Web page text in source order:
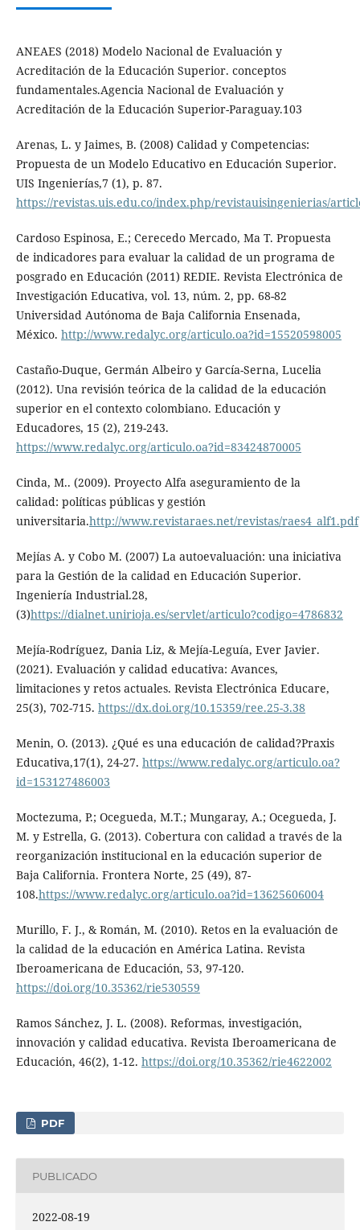
ANEAES (2018) Modelo Nacional de Evaluación y
Acreditación de la Educación Superior. conceptos
fundamentales.Agencia Nacional de Evaluación y
Acreditación de la Educación Superior-Paraguay.103
Arenas, L. y Jaimes, B. (2008) Calidad y Competencias:
Propuesta de un Modelo Educativo en Educación Superior.
UIS Ingenierías,7 (1), p. 87.
https://revistas.uis.edu.co/index.php/revistauisingenierias/
Cardoso Espinosa, E.; Cerecedo Mercado, Ma T. Propuesta
de indicadores para evaluar la calidad de un programa de
posgrado en Educación (2011) REDIE. Revista Electrónica de
Investigación Educativa, vol. 13, núm. 2, pp. 68-82
Universidad Autónoma de Baja California Ensenada,
México. http://www.redalyc.org/articulo.oa?id=15520598005
Castaño-Duque, Germán Albeiro y García-Serna, Lucelia
(2012). Una revisión teórica de la calidad de la educación
superior en el contexto colombiano. Educación y
Educadores, 15 (2), 219-243.
https://www.redalyc.org/articulo.oa?id=83424870005
Cinda, M.. (2009). Proyecto Alfa aseguramiento de la
calidad: políticas públicas y gestión
universitaria.http://www.revistaraes.net/revistas/raes4_alf1.pdf
Mejías A. y Cobo M. (2007) La autoevaluación: una iniciativa
para la Gestión de la calidad en Educación Superior.
Ingeniería Industrial.28,
(3)https://dialnet.unirioja.es/servlet/articulo?codigo=4786832
Mejía-Rodríguez, Dania Liz, & Mejía-Leguía, Ever Javier.
(2021). Evaluación y calidad educativa: Avances,
limitaciones y retos actuales. Revista Electrónica Educare,
25(3), 702-715. https://dx.doi.org/10.15359/ree.25-3.38
Menin, O. (2013). ¿Qué es una educación de calidad?Praxis
Educativa,17(1), 24-27. https://www.redalyc.org/articulo.oa?
id=153127486003
Moctezuma, P.; Ocegueda, M.T.; Mungaray, A.; Ocegueda, J.
M. y Estrella, G. (2013). Cobertura con calidad a través de la
reorganización institucional en la educación superior de
Baja California. Frontera Norte, 25 (49), 87-
108.https://www.redalyc.org/articulo.oa?id=13625606004
Murillo, F. J., & Román, M. (2010). Retos en la evaluación de
la calidad de la educación en América Latina. Revista
Iberoamericana de Educación, 53, 97-120.
https://doi.org/10.35362/rie530559
Ramos Sánchez, J. L. (2008). Reformas, investigación,
innovación y calidad educativa. Revista Iberoamericana de
Educación, 46(2), 1-12. https://doi.org/10.35362/rie4622002
PDF
PUBLICADO
2022-08-19